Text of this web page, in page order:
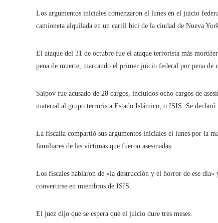
Los argumentos iniciales comenzaron el lunes en el juicio
camioneta alquilada en un carril bici de la ciudad de Nueva
El ataque del 31 de octubre fue el ataque terrorista más
pena de muerte, marcando el primer juicio federal por pena de
Saipov fue acusado de 28 cargos, incluidos ocho cargos de
material al grupo terrorista Estado Islámico, o ISIS. Se declaró
La fiscalía compartió sus argumentos iniciales el lunes por la
familiares de las víctimas que fueron asesinadas.
Los fiscales hablaron de «la destrucción y el horror de ese
convertirse en miembros de ISIS.
El juez dijo que se espera que el juicio dure tres meses.